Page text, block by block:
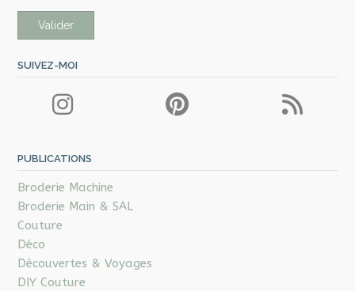
SUIVEZ-MOI
PUBLICATIONS
Broderie Machine
Broderie Main & SAL
Couture
Déco
Découvertes & Voyages
DIY Couture